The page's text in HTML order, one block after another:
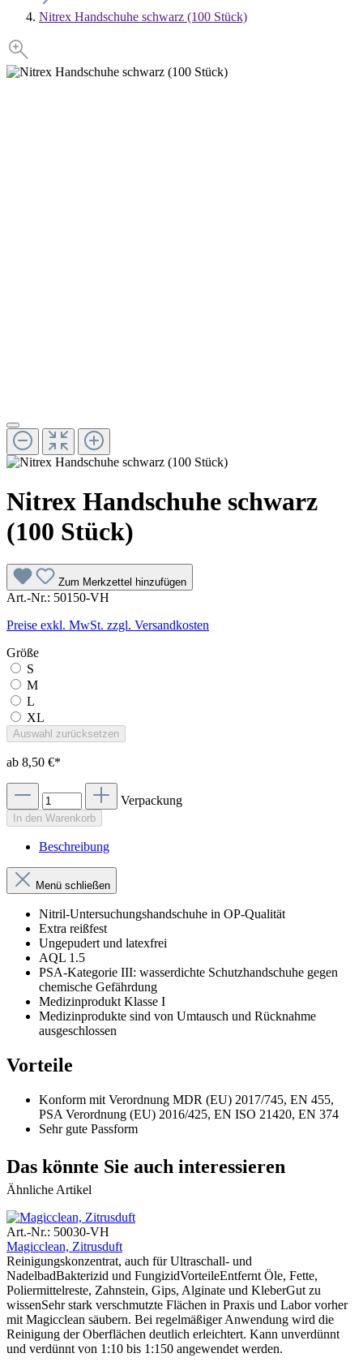
Nitrex Handschuhe schwarz (100 Stück)
Nitrex Handschuhe schwarz
(100 Stück)
Zum Merkzettel hinzufügen
Art.-Nr.: 50150-VH
Preise exkl. MwSt. zzgl. Versandkosten
Größe
S
M
L
XL
Auswahl zurücksetzen
ab 8,50 €*
Verpackung
In den Warenkorb
Beschreibung
Menü schließen
Nitril-Untersuchungshandschuhe in OP-Qualität
Extra reißfest
Ungepudert und latexfrei
AQL 1.5
PSA-Kategorie III: wasserdichte Schutzhandschuhe gegen
chemische Gefährdung
Medizinprodukt Klasse I
Medizinprodukte sind von Umtausch und Rücknahme
ausgeschlossen
Vorteile
Konform mit Verordnung MDR (EU) 2017/745, EN 455,
PSA Verordnung (EU) 2016/425, EN ISO 21420, EN 374
Sehr gute Passform
Das könnte Sie auch interessieren
Ähnliche Artikel
Art.-Nr.: 50030-VH
Magicclean, Zitrusduft
Reinigungskonzentrat, auch für Ultraschall- und
NadelbadBakterizid und FungizidVorteileEntfernt Öle, Fette,
Poliermittelreste, Zahnstein, Gips, Alginate und KleberGut zu
wissenSehr stark verschmutzte Flächen in Praxis und Labor vorher
mit Magicclean säubern. Bei regelmäßiger Anwendung wird die
Reinigung der Oberflächen deutlich erleichtert. Kann unverdünnt
und verdünnt von 1:10 bis 1:150 angewendet werden.